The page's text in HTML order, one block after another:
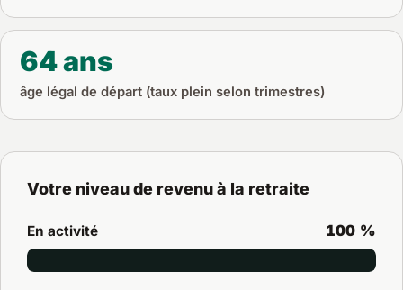
64 ans
âge légal de départ (taux plein selon trimestres)
Votre niveau de revenu à la retraite
En activité 100 %